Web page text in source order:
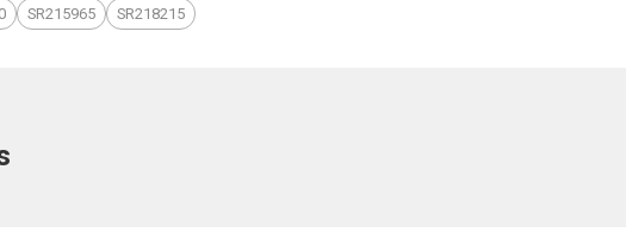
SR215965 SR218215